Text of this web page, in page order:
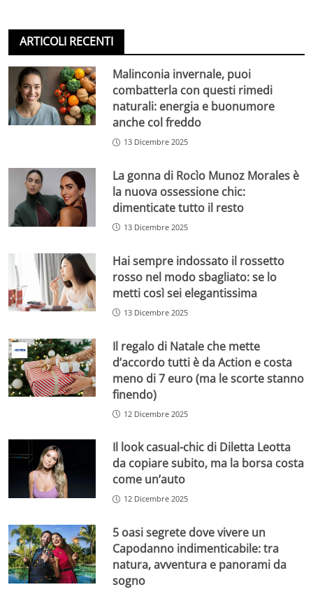
ARTICOLI RECENTI
Malinconia invernale, puoi
combatterla con questi rimedi
naturali: energia e buonumore
anche col freddo
13 Dicembre 2025
La gonna di Rocìo Munoz Morales è
la nuova ossessione chic:
dimenticate tutto il resto
13 Dicembre 2025
Hai sempre indossato il rossetto
rosso nel modo sbagliato: se lo
metti così sei elegantissima
13 Dicembre 2025
Il regalo di Natale che mette
d’accordo tutti è da Action e costa
meno di 7 euro (ma le scorte stanno
finendo)
12 Dicembre 2025
Il look casual-chic di Diletta Leotta
da copiare subito, ma la borsa costa
come un’auto
12 Dicembre 2025
5 oasi segrete dove vivere un
Capodanno indimenticabile: tra
natura, avventura e panorami da
sogno